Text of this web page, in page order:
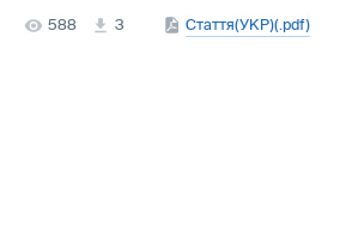
588 3 Стаття(УКР)(.pdf)